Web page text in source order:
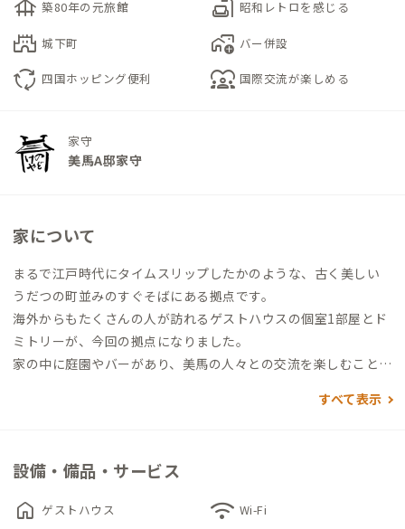
foundation 築80年の元旅館 scene 昭和レトロを感じる
castle 城下町 add_home_work バー併設
cycle 四国ホッピング便利 diversity_1 国際交流が楽しめる
家守
美馬A邸家守
家について
まるで江戸時代にタイムスリップしたかのような、古く美しい
うだつの町並みのすぐそばにある拠点です。
海外からもたくさんの人が訪れるゲストハウスの個室1部屋とド
ミトリーが、今回の拠点になりました。
家の中に庭園やバーがあり、美馬の人々との交流を楽しむことが
すべて表示
設備・備品・サービス
home ゲストハウス wifi Wi-Fi